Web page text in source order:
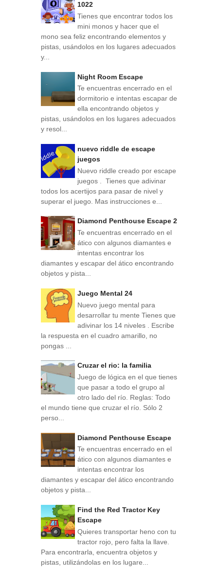
1022
Tienes que encontrar todos los
mini monos y hacer que el
mono sea feliz encontrando elementos y
pistas, usándolos en los lugares adecuados
y...
Night Room Escape
Te encuentras encerrado en el
dormitorio e intentas escapar de
ella encontrando objetos y
pistas, usándolos en los lugares adecuados
y resol...
nuevo riddle de escape
juegos
Nuevo riddle creado por escape
juegos . Tienes que adivinar
todos los acertijos para pasar de nivel y
superar el juego. Mas instrucciones e...
Diamond Penthouse Escape 2
Te encuentras encerrado en el
ático con algunos diamantes e
intentas encontrar los
diamantes y escapar del ático encontrando
objetos y pista...
Juego Mental 24
Nuevo juego mental para
desarrollar tu mente Tienes que
adivinar los 14 niveles . Escribe
la respuesta en el cuadro amarillo, no
pongas ...
Cruzar el rio: la familia
Juego de lógica en el que tienes
que pasar a todo el grupo al
otro lado del río. Reglas: Todo
el mundo tiene que cruzar el río. Sólo 2
perso...
Diamond Penthouse Escape
Te encuentras encerrado en el
ático con algunos diamantes e
intentas encontrar los
diamantes y escapar del ático encontrando
objetos y pista...
Find the Red Tractor Key
Escape
Quieres transportar heno con tu
tractor rojo, pero falta la llave.
Para encontrarla, encuentra objetos y
pistas, utilizándolas en los lugare...